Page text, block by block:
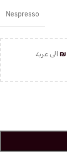
Nespresso
₪ الى عربة